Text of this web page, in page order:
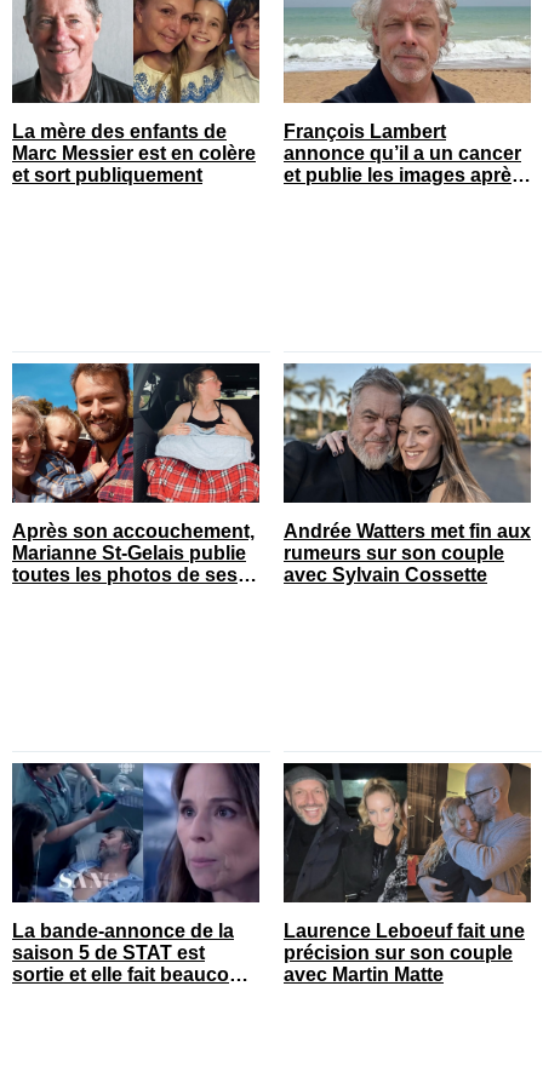
La mère des enfants de
Marc Messier est en colère
et sort publiquement
François Lambert
annonce qu’il a un cancer
et publie les images après
Après son accouchement,
Marianne St-Gelais publie
toutes les photos de ses
Andrée Watters met fin aux
rumeurs sur son couple
avec Sylvain Cossette
La bande-annonce de la
saison 5 de STAT est
sortie et elle fait beaucoup
Laurence Leboeuf fait une
précision sur son couple
avec Martin Matte